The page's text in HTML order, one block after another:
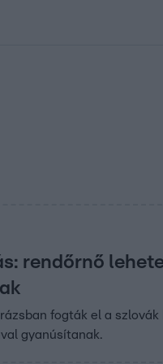
rendőrnő
fogták el a
gyanúsítanak.